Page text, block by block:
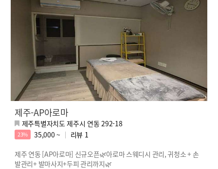
제주-AP아로마
제주특별자치도 제주시 연동 292-18
23% 35,000 ~ 리뷰 1
제주 연동 [AP아로마] 신규오픈🌿아로마 스웨디시 관리, 귀청소 + 손
발관리+ 발마사지+두피 관리까지🌿